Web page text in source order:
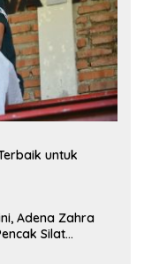
untuk
Adena Zahra
Silat